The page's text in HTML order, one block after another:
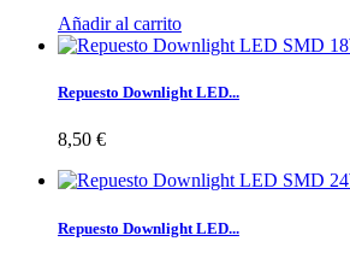
Añadir al carrito
Repuesto Downlight LED...
8,50 €
Repuesto Downlight LED...